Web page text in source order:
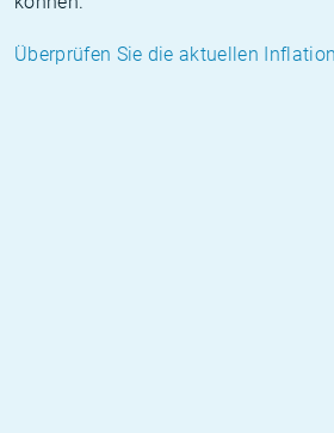
Überprüfen Sie die aktuellen